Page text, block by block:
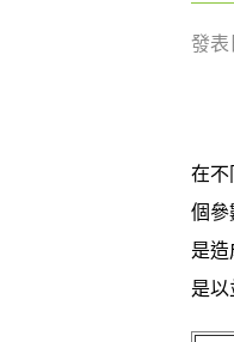
發
在
個
是
是